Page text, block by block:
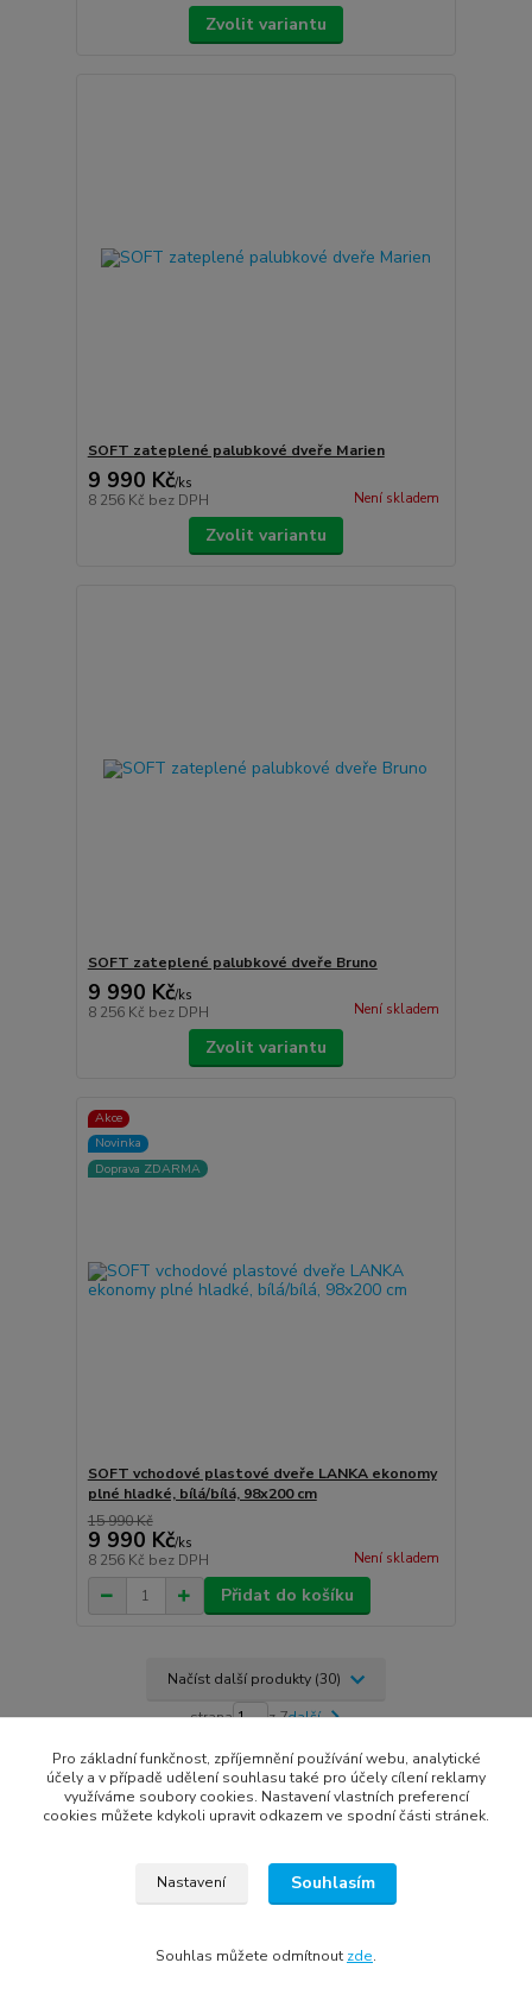
Zvolit variantu
SOFT zateplené palubkové dveře Marien
9 990 Kč/ks
8 256 Kč bez DPH Není skladem
Zvolit variantu
SOFT zateplené palubkové dveře Bruno
9 990 Kč/ks
8 256 Kč bez DPH Není skladem
Zvolit variantu
Akce
Novinka
Doprava ZDARMA
SOFT vchodové plastové dveře LANKA ekonomy
plné hladké, bílá/bílá, 98x200 cm
15 990 Kč
9 990 Kč/ks
8 256 Kč bez DPH Není skladem
Přidat do košíku
Načíst další produkty (30)
strana z 7další
VYSOKÁ KVALITA ZA ROZUMNOU CENU
7.000 ks oken a dveří SKLADEM
Pro základní funkčnost, zpříjemnění používání webu, analytické
účely a v případě udělení souhlasu také pro účely cílení reklamy
využíváme soubory cookies. Nastavení vlastních preferencí
cookies můžete kdykoli upravit odkazem ve spodní části stránek.
Nastavení Souhlasím
Souhlas můžete odmítnout zde.